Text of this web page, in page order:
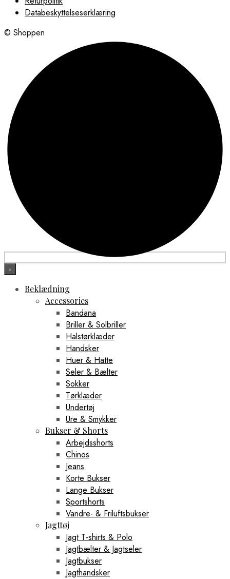
Databeskyttelseserklæring
© Shoppen
×
Beklædning
Accessories
Bandana
Briller & Solbriller
Halstørklæder
Handsker
Huer & Hatte
Seler & Bælter
Sokker
Tørklæder
Undertøj
Ure & Smykker
Bukser & Shorts
Arbejdsshorts
Chinos
Jeans
Korte Bukser
Lange Bukser
Sportshorts
Vandre- & Friluftsbukser
Jagttøj
Jagt T-shirts & Polo
Jagtbælter & Jagtseler
Jagtbukser
Jagthandsker